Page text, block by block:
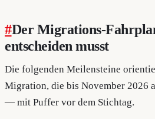
#Der Migrations-
entscheiden musst
Die folgenden Meilensteine
Migration, die bis November 2026
— mit Puffer vor dem Stichtag.